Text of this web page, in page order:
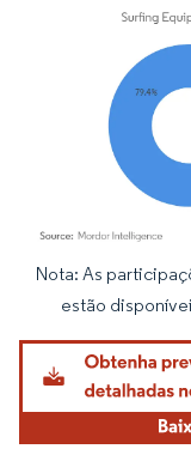
Imagem © Mordor
Nota: As
estão